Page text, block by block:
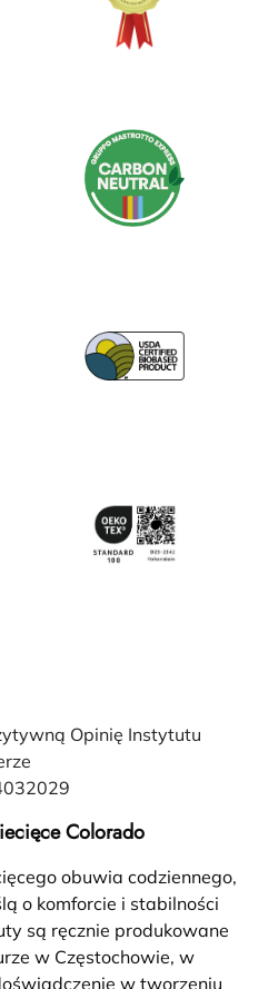
Opinię Instytutu
Colorado
obuwia codziennego,
o komforcie i stabilności
są ręcznie produkowane
w Częstochowie, w
w tworzeniu